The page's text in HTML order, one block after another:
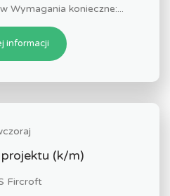
Wymagania konieczne:...
informacji
(k/m)
Fircroft